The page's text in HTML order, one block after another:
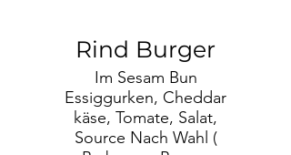
Rind Burger
Im Sesam Bun
Essiggurken, Cheddar
käse, Tomate, Salat,
Source Nach Wahl (